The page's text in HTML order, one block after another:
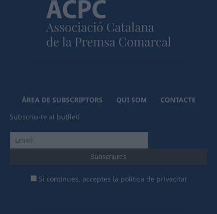
ÀREA DE SUBSCRIPTORS QUI SOM
CONTACTE
Subscriu-te al butlletí
Si continues, acceptes la política de privacitat